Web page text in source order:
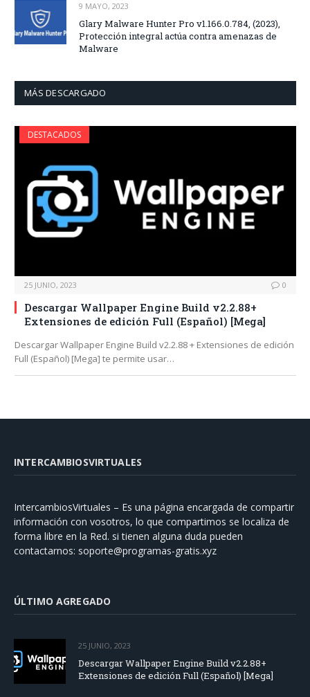
9 MAYO, 2023
Glary Malware Hunter Pro v1.166.0.784, (2023),
Protección integral actúa contra amenazas de
Malware
MÁS DESCARGADO
DESTACADOS
25 JUNIO, 2023 0
Descargar Wallpaper Engine Build v2.2.88+
Extensiones de edición Full (Español) [Mega]
Descargar Wallpaper Engine Build v2.2.88 + Extensiones de edición
Full (Español) [Mega] te permite usar…
INTERCAMBIOSVIRTUALES
IntercambiosVirtuales – Es una página encargada de compartir
información con vosotros, lo que compartimos se localiza de
forma libre en la Red. si tienen alguna duda pueden
contactarnos: soporte@programas-gratis.xyz
ÚLTIMO AGREGADO
25 JUNIO, 2023
Descargar Wallpaper Engine Build v2.2.88+
Extensiones de edición Full (Español) [Mega]